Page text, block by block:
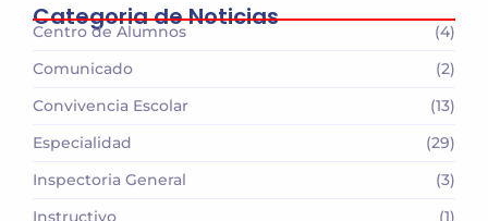
Categoria de Noticias
Centro de Alumnos
(4)
Comunicado
(2)
Convivencia Escolar
(13)
Especialidad
(29)
Inspectoria General
(3)